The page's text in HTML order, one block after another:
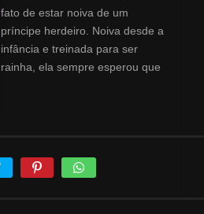
fato de estar noiva de um
príncipe herdeiro. Noiva desde a
infância e treinada para ser
rainha, ela sempre esperou que
mulher, Lettie se retira animada
para o campo para começar sua